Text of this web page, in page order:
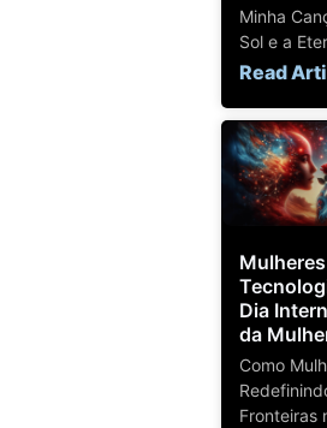
Minha
Sol e a
Read
Dia
da
Como
Fronteiras